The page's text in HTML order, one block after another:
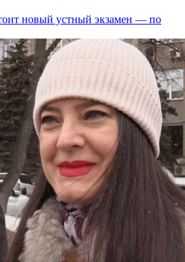
новый устный экзамен — по